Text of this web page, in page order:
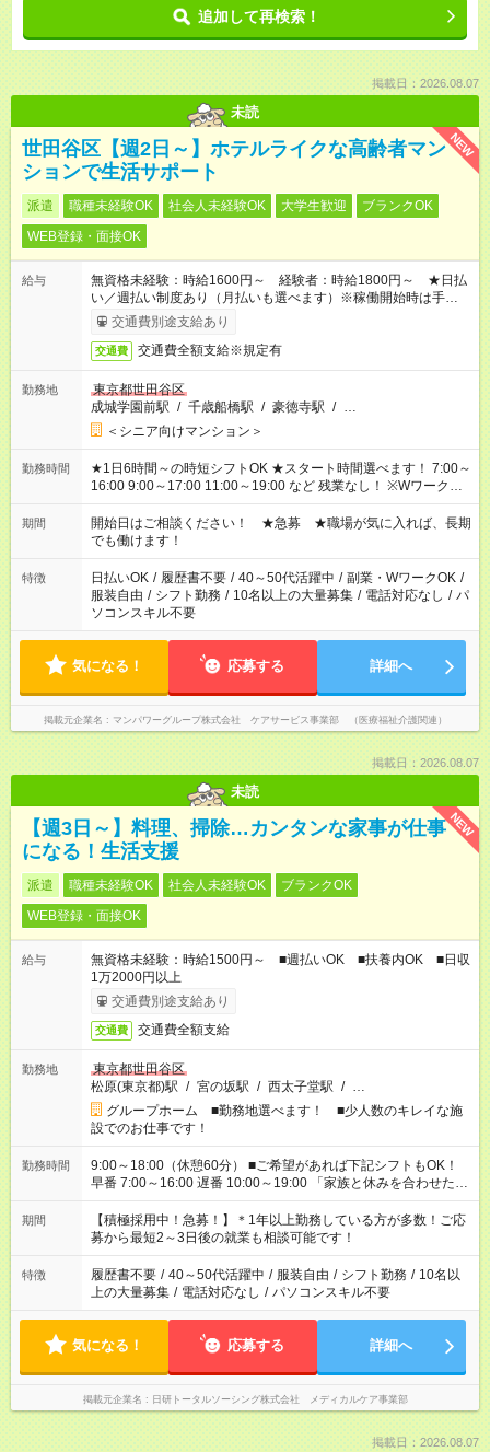
追加して再検索！
掲載日：2026.08.07
未読
NEW
世田谷区【週2日～】ホテルライクな高齢者マン
ションで生活サポート
派遣 職種未経験OK 社会人未経験OK 大学生歓迎
ブランクOK
WEB登録・面接OK
給与
無資格未経験：時給1600円～ 経験者：時給1800円～ ★日払
い／週払い制度あり（月払いも選べます）※稼働開始時は手続き
完了次第のお支払いとなります。
交通費別途支給あり
交通費 交通費全額支給※規定有
勤務地
東京都世田谷区
成城学園前駅 / 千歳船橋駅 / 豪徳寺駅 / …
＜シニア向けマンション＞
勤務時間
★1日6時間～の時短シフトOK ★スタート時間選べます！ 7:00～
16:00 9:00～17:00 11:00～19:00 など 残業なし！ ※Wワークの
場合、他のお仕事と合わせ週40時間超の就業はご案内できませ
ん ※法令に基づき、週20時間以上勤務は社会保険への加入対象
となります ※労働者派遣法（日雇い派遣の原則禁止）により、
短時間・短期間の就業はご案内が難しい場合があります
期間
開始日はご相談ください！ ★急募 ★職場が気に入れば、長期
でも働けます！
特徴 日払いOK / 履歴書不要 / 40～50代活躍中 / 副業・WワークOK /
服装自由 / シフト勤務 / 10名以上の大量募集 / 電話対応なし / パ
ソコンスキル不要
気になる！ 応募する 詳細へ
掲載元企業名 マンパワーグループ株式会社 ケアサービス事業部 （医療福祉介護関連）
掲載日：2026.08.07
未読
NEW
【週3日～】料理、掃除…カンタンな家事が仕事
になる！生活支援
派遣 職種未経験OK 社会人未経験OK
ブランクOK
WEB登録・面接OK
給与
無資格未経験：時給1500円～ ■週払いOK ■扶養内OK ■日収
1万2000円以上
交通費別途支給あり
交通費 交通費全額支給
勤務地
東京都世田谷区
松原(東京都)駅 / 宮の坂駅 / 西太子堂駅 / …
グループホーム ■勤務地選べます！ ■少人数のキレイな施
設でのお仕事です！
勤務時間
9:00～18:00（休憩60分） ■ご希望があれば下記シフトもOK！
早番 7:00～16:00 遅番 10:00～19:00 「家族と休みを合わせた
い」 「余裕を持って夕飯の準備がしたい」 「できれば残業はし
たくない」 など、ご希望を教えてくださいね。 ※Wワーク希望
の方へ 今ご覧のお仕事で希望する勤務時間と、もう1つのお仕事
の勤務時間。 合計で週40時間を超える場合は応募できません。
期間
【積極採用中！急募！】＊1年以上勤務している方が多数！ご応
募から最短2～3日後の就業も相談可能です！
特徴 履歴書不要 / 40～50代活躍中 / 服装自由 / シフト勤務 / 10名以
上の大量募集 / 電話対応なし / パソコンスキル不要
気になる！ 応募する 詳細へ
掲載元企業名 日研トータルソーシング株式会社 メディカルケア事業部
掲載日：2026.08.07